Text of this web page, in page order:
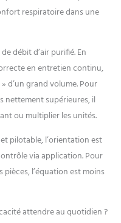
que ce soit la
Nuit Tranquille :
le mode silencieux
le niveau
de ce purificateur
25 dB(A) et éteins
te permettant,
toute
Design Bosch
: Avec son design
et intemporel, le
et offre une
respiratoire dans une
débit d’air purifié. En
en entretien continu,
d’un grand volume. Pour
nettement supérieures, il
ou multiplier les unités.
pilotable, l’orientation est
via application. Pour
l’équation est moins
attendre au quotidien ?